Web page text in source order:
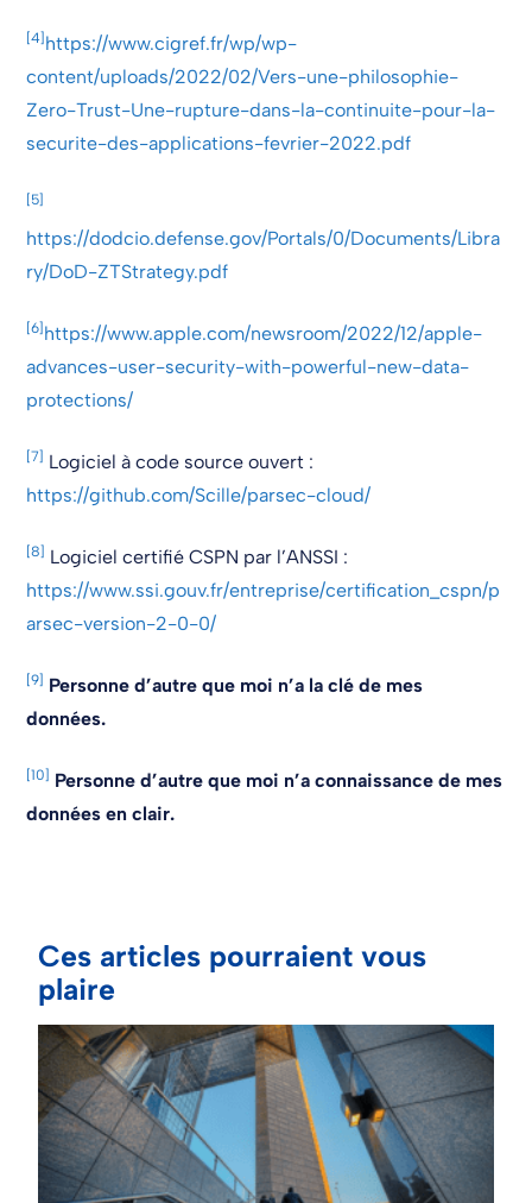
[4]https://www.cigref.fr/wp/wp-
content/uploads/2022/02/Vers-une-philosophie-
Zero-Trust-Une-rupture-dans-la-continuite-pour-la-
securite-des-applications-fevrier-2022.pdf
[5]
https://dodcio.defense.gov/Portals/0/Documents/Libra
ry/DoD-ZTStrategy.pdf
[6]https://www.apple.com/newsroom/2022/12/apple-
advances-user-security-with-powerful-new-data-
protections/
[7] Logiciel à code source ouvert :
https://github.com/Scille/parsec-cloud/
[8] Logiciel certifié CSPN par l’ANSSI :
https://www.ssi.gouv.fr/entreprise/certification_cspn/p
arsec-version-2-0-0/
[9] Personne d’autre que moi n’a la clé de mes
données.
[10] Personne d’autre que moi n’a connaissance de mes
données en clair.
Ces articles pourraient vous
plaire